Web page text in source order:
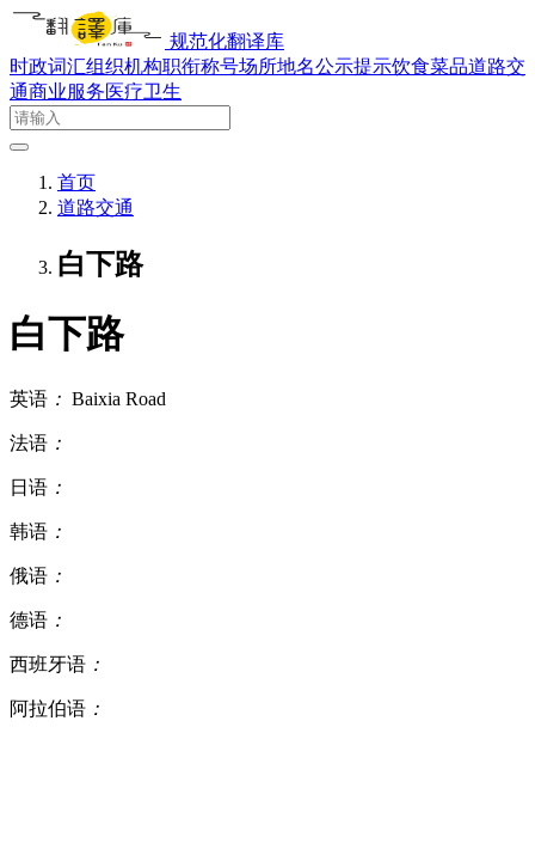
规范化翻译库
时政词汇组织机构职衔称号场所地名公示提示饮食菜品道路交
通商业服务医疗卫生
首页
道路交通
白下路
白下路
英语 ： Baixia Road
法语 ：
日语 ：
韩语 ：
俄语 ：
德语 ：
西班牙语 ：
阿拉伯语 ：